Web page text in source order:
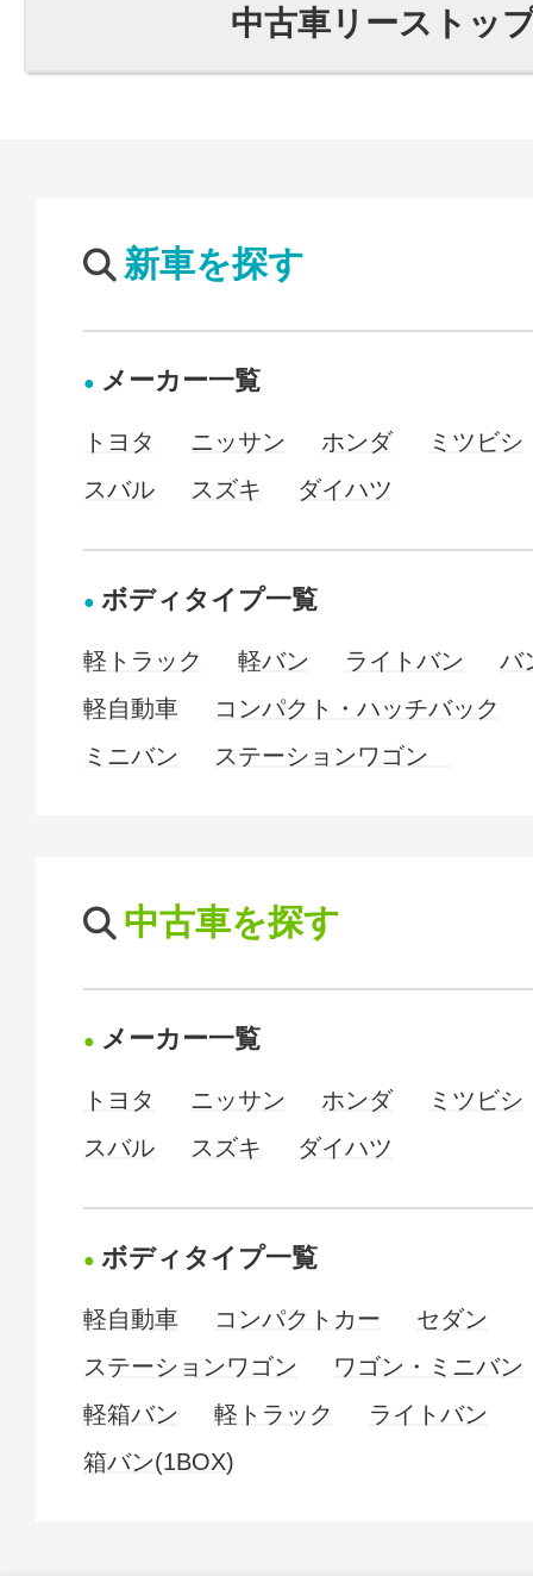
中古車リーストッ
新車を探す
メーカー一覧
トヨタ ニッサン ホンダ
ミツビシ
スバル
スズキ ダイハツ
ボディタイプ一覧
軽トラック 軽バン ライトバン
バ
軽自動車
コンパクト・ハッチバック
ミニバン
ステーションワゴン
中古車を探す
メーカー一覧
トヨタ ニッサン ホンダ
ミツビシ
スバル
スズキ ダイハツ
ボディタイプ一覧
軽自動車 コンパクトカー
セダン
ステーションワゴン
ワゴン・ミニバン
軽箱バン
軽トラック
ライトバン
箱バン(1BOX)